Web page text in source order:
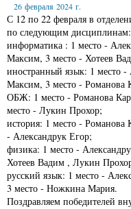
26 февраля 2024 г.
С 12 по 22 февраля в
по следующим дисциплинам:
информатика : 1 место -
Максим, 3 место - Хотеев
иностранный язык: 1 место -
Максим, 3 место - Романова
ОБЖ: 1 место - Романова
место - Лукин Прохор;
история: 1 место -
- Александрук Егор;
физика: 1 место -
Хотеев Вадим , Лукин
русский язык: 1 место -
3 место - Ножкина Мария.
Поздравляем победителей